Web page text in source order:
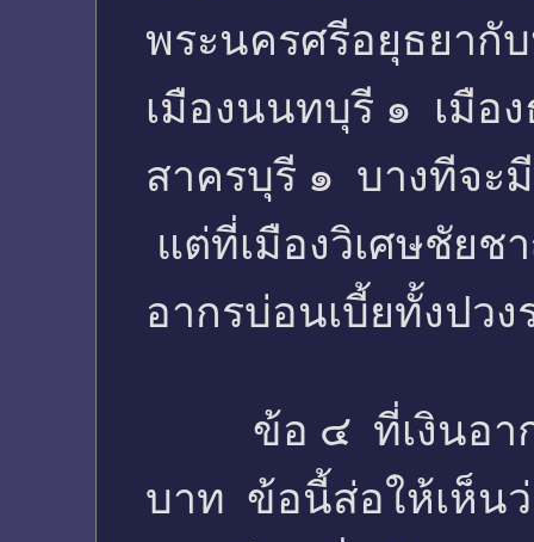
พระนครศรีอยุธยากั
เมืองนนทบุรี ๑ เมือ
สาครบุรี ๑ บางทีจะมี
แต่ที่เมืองวิเศษชัย
อากรบ่อนเบี้ยทั้งปว
ข้อ ๔ ที่เงินอากร
บาท ข้อนี้ส่อให้เห็น